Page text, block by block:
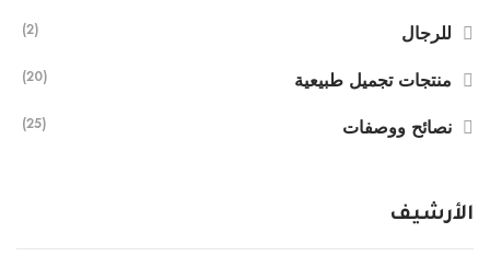
للرجال (2)
منتجات تجميل طبيعية (20)
نصائح ووصفات (25)
الأرشيف